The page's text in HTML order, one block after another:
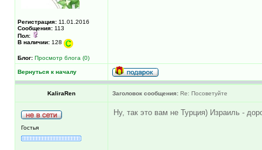
Регистрация: 11.01.2016
Сообщения: 113
Пол:
В наличии: 128
Блог: Просмотр блога (0)
Вернуться к началу
KaliraRen Заголовок сообщения: Re: Посоветуйте
Гостья
Ну, так это вам не Турция) Израиль -